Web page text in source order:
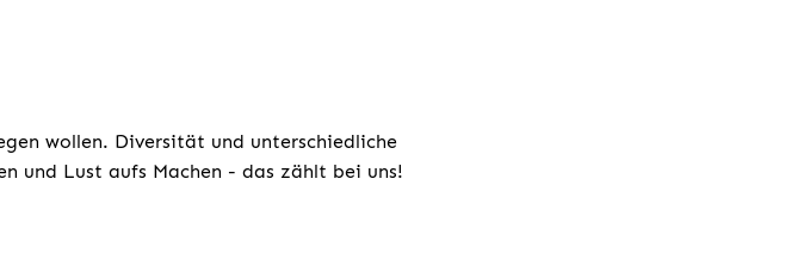
wollen. Diversität und unterschiedliche
und Lust aufs Machen - das zählt bei uns!